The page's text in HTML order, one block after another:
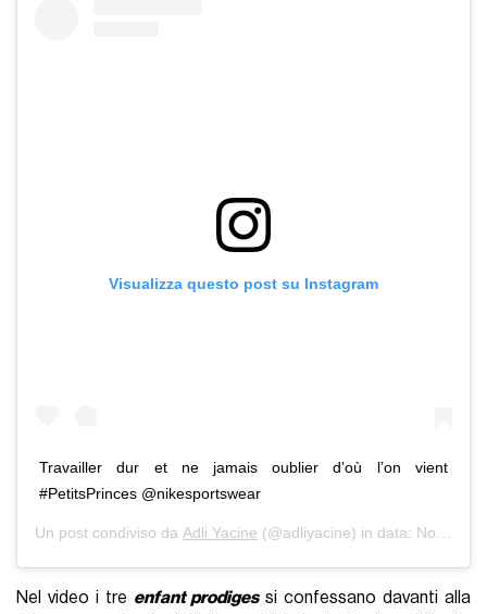
Visualizza questo post su Instagram
Travailler dur et ne jamais oublier d’où l’on vient
#PetitsPrinces @nikesportswear
Un post condiviso da Adli Yacine (@adliyacine) in data: Nov 14, 2018 at 11:22 PST
Nel video i tre enfant prodigessi confessano davanti alla